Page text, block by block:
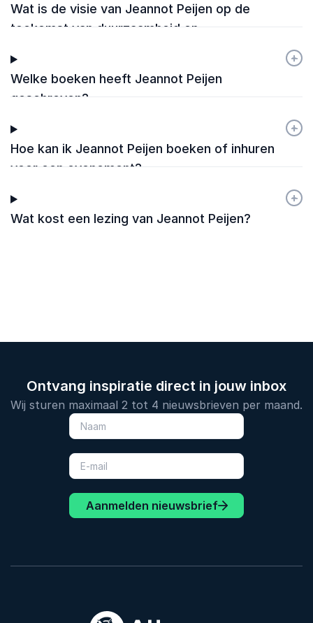
Wat is de visie van Jeannot Peijen op de
toekomst van duurzaamheid en
Welke boeken heeft Jeannot Peijen
geschreven?
+
-
Hoe kan ik Jeannot Peijen boeken of inhuren
voor een evenement?
+
-
Wat kost een lezing van Jeannot Peijen?
+
-
Ontvang inspiratie direct in jouw inbox
Wij sturen maximaal 2 tot 4 nieuwsbrieven per maand.
Aanmelden nieuwsbrief